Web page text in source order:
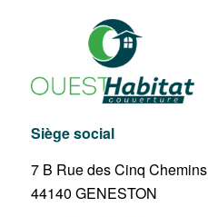
Siège social
7 B Rue des Cinq Chemins
44140 GENESTON